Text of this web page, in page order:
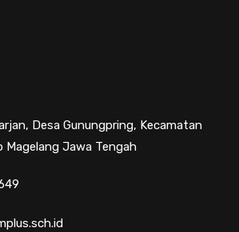
Desa Gunungpring, Kecamatan
Magelang Jawa Tengah